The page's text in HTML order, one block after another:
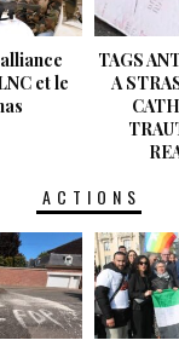
et le
TAGS
A
ACTIONS